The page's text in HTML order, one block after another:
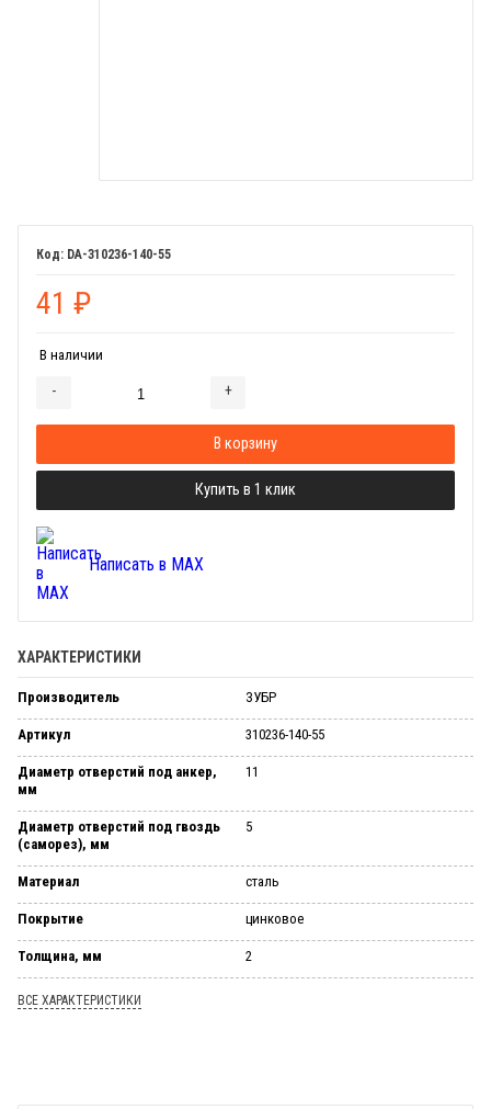
DA-310236-140-55
41 ₽
В наличии
- +
В корзину
Купить в 1 клик
Написать в MAX
ХАРАКТЕРИСТИКИ
Производитель ЗУБР
Артикул 310236-140-55
Диаметр отверстий под анкер,
мм
11
Диаметр отверстий под гвоздь
(саморез), мм
5
Материал сталь
Покрытие цинковое
Толщина, мм 2
ВСЕ ХАРАКТЕРИСТИКИ